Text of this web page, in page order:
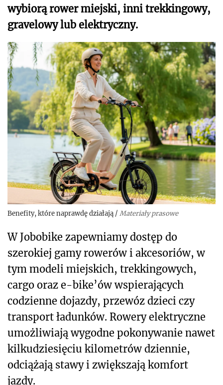
wybiorą rower miejski, inni trekkingowy,
gravelowy lub elektryczny.
Benefity, które naprawdę działają / Materiały prasowe
W Jobobike zapewniamy dostęp do
szerokiej gamy rowerów i akcesoriów, w
tym modeli miejskich, trekkingowych,
cargo oraz e-bike’ów wspierających
codzienne dojazdy, przewóz dzieci czy
transport ładunków. Rowery elektryczne
umożliwiają wygodne pokonywanie nawet
kilkudziesięciu kilometrów dziennie,
odciążają stawy i zwiększają komfort
jazdy.